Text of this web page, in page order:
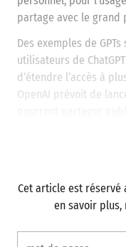
partage avec le grand
Des exemples de
utilisateurs de
d’étendre l’accès à
OpenAI prévoit de
Cet article est réservé
en savoir plus,